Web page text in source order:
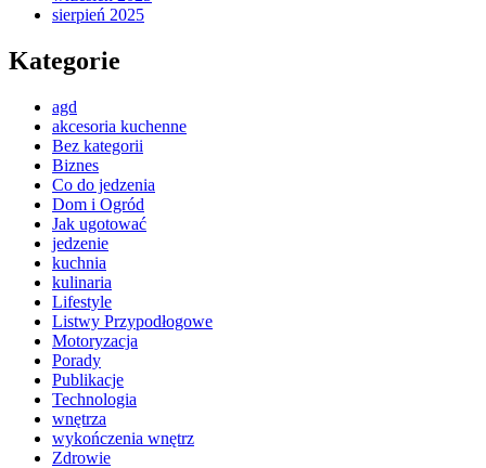
sierpień 2025
Kategorie
agd
akcesoria kuchenne
Bez kategorii
Biznes
Co do jedzenia
Dom i Ogród
Jak ugotować
jedzenie
kuchnia
kulinaria
Lifestyle
Listwy Przypodłogowe
Motoryzacja
Porady
Publikacje
Technologia
wnętrza
wykończenia wnętrz
Zdrowie